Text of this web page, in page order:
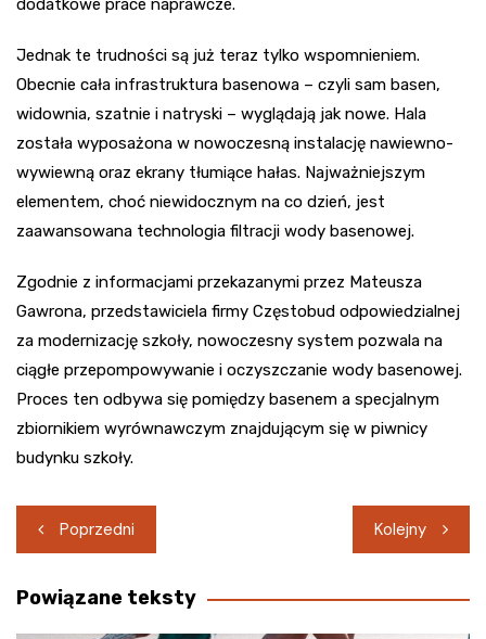
dodatkowe prace naprawcze.
Jednak te trudności są już teraz tylko wspomnieniem.
Obecnie cała infrastruktura basenowa – czyli sam basen,
widownia, szatnie i natryski – wyglądają jak nowe. Hala
została wyposażona w nowoczesną instalację nawiewno-
wywiewną oraz ekrany tłumiące hałas. Najważniejszym
elementem, choć niewidocznym na co dzień, jest
zaawansowana technologia filtracji wody basenowej.
Zgodnie z informacjami przekazanymi przez Mateusza
Gawrona, przedstawiciela firmy Częstobud odpowiedzialnej
za modernizację szkoły, nowoczesny system pozwala na
ciągłe przepompowywanie i oczyszczanie wody basenowej.
Proces ten odbywa się pomiędzy basenem a specjalnym
zbiornikiem wyrównawczym znajdującym się w piwnicy
budynku szkoły.
Nawigacja
wpisu
Poprzedni Kolejny
Powiązane teksty